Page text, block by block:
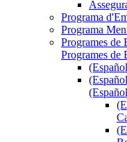
Programa
Programa
Programes de
Programes de